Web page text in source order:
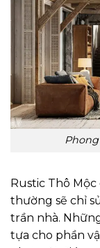
Rustic Thô
thường sẽ chỉ
trần nhà.
tựa cho phần